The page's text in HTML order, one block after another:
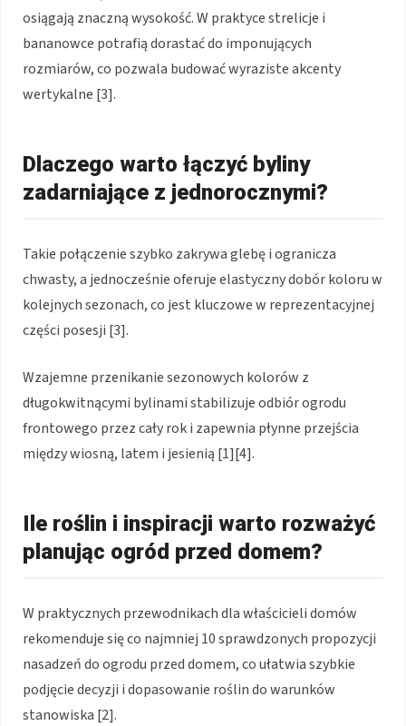
osiągają znaczną wysokość. W praktyce strelicje i
bananowce potrafią dorastać do imponujących
rozmiarów, co pozwala budować wyraziste akcenty
wertykalne [3].
Dlaczego warto łączyć byliny
zadarniające z jednorocznymi?
Takie połączenie szybko zakrywa glebę i ogranicza
chwasty, a jednocześnie oferuje elastyczny dobór koloru w
kolejnych sezonach, co jest kluczowe w reprezentacyjnej
części posesji [3].
Wzajemne przenikanie sezonowych kolorów z
długokwitnącymi bylinami stabilizuje odbiór ogrodu
frontowego przez cały rok i zapewnia płynne przejścia
między wiosną, latem i jesienią [1][4].
Ile roślin i inspiracji warto rozważyć
planując ogród przed domem?
W praktycznych przewodnikach dla właścicieli domów
rekomenduje się co najmniej 10 sprawdzonych propozycji
nasadzeń do ogrodu przed domem, co ułatwia szybkie
podjęcie decyzji i dopasowanie roślin do warunków
stanowiska [2].